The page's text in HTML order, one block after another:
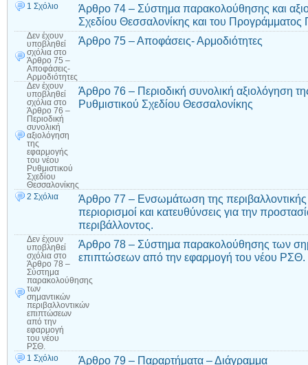
1 Σχόλιο
Άρθρο 74 – Σύστημα παρακολούθησης και
Σχεδίου Θεσσαλονίκης και του Προγράμματος
Δεν έχουν
υποβληθεί
σχόλια στο
Άρθρο 75 –
Αποφάσεις-
Αρμοδιότητες
Άρθρο 75 – Αποφάσεις- Αρμοδιότητες
Δεν έχουν
υποβληθεί
σχόλια στο
Άρθρο 76 –
Περιοδική
συνολική
αξιολόγηση
της
εφαρμογής
του νέου
Ρυθμιστικού
Σχεδίου
Θεσσαλονίκης
Άρθρο 76 – Περιοδική συνολική αξιολόγηση
Ρυθμιστικού Σχεδίου Θεσσαλονίκης
2 Σχόλια
Άρθρο 77 – Ενσωμάτωση της
περιορισμοί και κατευθύνσεις για την
περιβάλλοντος.
Δεν έχουν
υποβληθεί
σχόλια στο
Άρθρο 78 –
Σύστημα
παρακολούθησης
των
σημαντικών
περιβαλλοντικών
επιπτώσεων
από την
εφαρμογή
του νέου
ΡΣΘ.
Άρθρο 78 – Σύστημα παρακολούθησης των
επιπτώσεων από την εφαρμογή του νέου ΡΣΘ.
1 Σχόλιο Άρθρο 79 – Παραρτήματα – Διάγραμμα